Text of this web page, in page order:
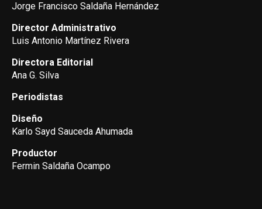
Jorge Francisco Saldaña Hernández
Director Administrativo
Luis Antonio Martínez Rivera
Directora Editorial
Ana G. Silva
Periodistas
Diseño
Karlo Sayd Sauceda Ahumada
Productor
Fermin Saldaña Ocampo